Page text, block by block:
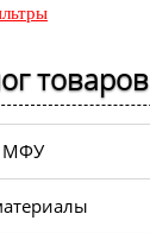
товаров
МФУ